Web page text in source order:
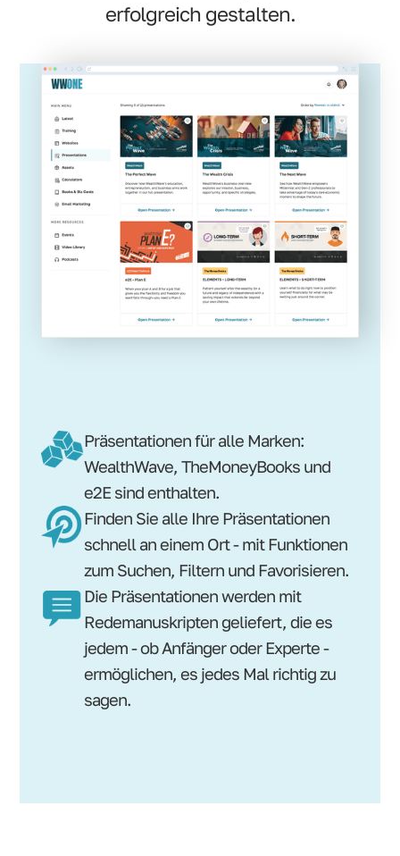
erfolgreich gestalten.
Präsentationen für alle Marken:
WealthWave, TheMoneyBooks und
e2E sind enthalten.
Finden Sie alle Ihre Präsentationen
schnell an einem Ort - mit Funktionen
zum Suchen, Filtern und Favorisieren.
Die Präsentationen werden mit
Redemanuskripten geliefert, die es
jedem - ob Anfänger oder Experte -
ermöglichen, es jedes Mal richtig zu
sagen.